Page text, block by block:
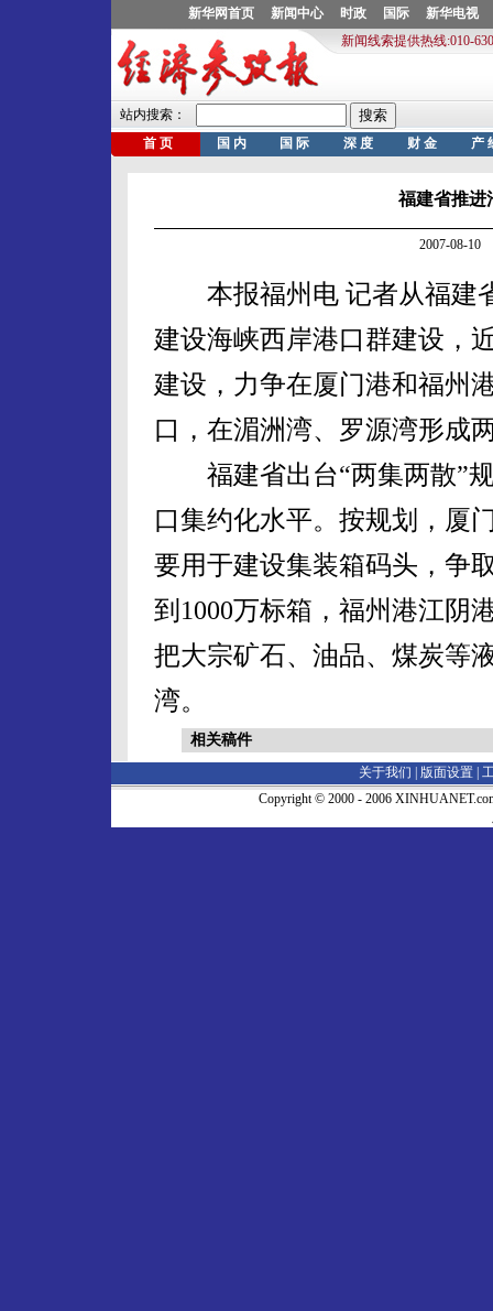
福建省推进
2007-08-10
本报福州电 记者从福建
建设海峡西岸港口群建设，
建设，力争在厦门港和福州
口，在湄洲湾、罗源湾形成
福建省出台“两集两散”规
口集约化水平。按规划，厦
要用于建设集装箱码头，争
到1000万标箱，福州港江阴
把大宗矿石、油品、煤炭等
湾。
相关稿件
关于我们 | 版面设置
Copyright © 2000 - 2006